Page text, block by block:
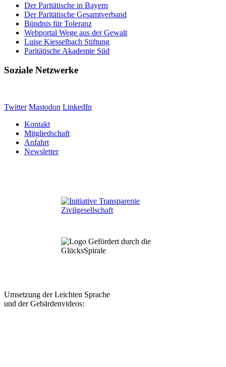
Der Paritätische in Bayern
Der Paritätische Gesamtverband
Bündnis für Toleranz
Webportal Wege aus der Gewalt
Luise Kiesselbach Stiftung
Paritätische Akademie Süd
Soziale Netzwerke
Twitter Mastodon LinkedIn
Kontakt
Mitgliedschaft
Anfahrt
Newsletter
Umsetzung der Leichten Sprache
und der Gebärdenvideos: